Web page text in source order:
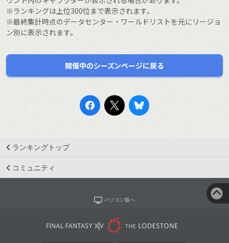
※ランキングは上位300位まで表示されます。
※最終集計時点のデータセンター・ワールドリストを元にリージョ
ン別に表示されます。
開催中のシーズンページに戻る
ランキングトップ
コミュニティ
パソコン版へ